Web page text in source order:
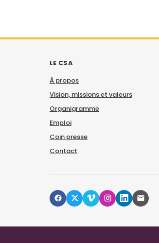
LE CSA
À propos
Vision, missions et valeurs
Organigramme
Emploi
Coin presse
Contact